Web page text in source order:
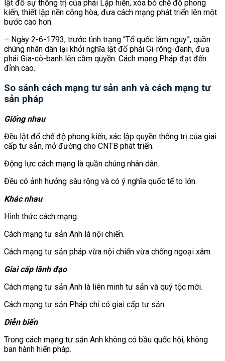
lật đổ sự thống trị của phái Lập hiến, xóa bỏ chế độ phong
kiến, thiết lập nền cộng hòa, đưa cách mạng phát triển lên một
bước cao hơn.
– Ngày 2-6-1793, trước tình trạng “Tổ quốc lâm nguy”, quần
chúng nhân dân lại khởi nghĩa lật đổ phái Gi-rông-đanh, đưa
phái Gia-cô-banh lên cầm quyền. Cách mạng Pháp đạt đến
đỉnh cao.
So sánh cách mạng tư sản anh và cách mạng tư
sản pháp
Giống nhau
Đều lật đổ chế độ phong kiến, xác lập quyền thống trị của giai
cấp tư sản, mở đường cho CNTB phát triển.
Động lực cách mạng là quần chúng nhân dân.
Đều có ảnh hưởng sâu rộng và có ý nghĩa quốc tế to lớn.
Khác nhau
Hình thức cách mạng:
Cách mạng tư sản Anh là nội chiến.
Cách mạng tư sản pháp vừa nội chiến vừa chống ngoại xâm.
Giai cấp lãnh đạo
Cách mạng tư sản Anh là liên minh tư sản và quý tộc mới.
Cách mạng tư sản Pháp chỉ có giai cấp tư sản
Diễn biến
Trong cách mạng tư sản Anh không có bầu quốc hội, không
ban hành hiến pháp.